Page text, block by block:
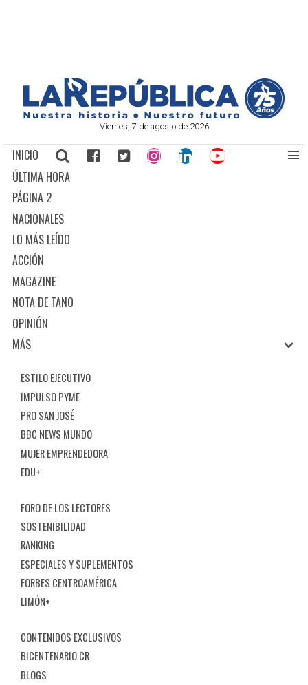
Viernes, 7 de agosto de 2026
INICIO
ÚLTIMA HORA
PÁGINA 2
NACIONALES
LO MÁS LEÍDO
ACCIÓN
MAGAZINE
NOTA DE TANO
OPINIÓN
MÁS
ESTILO EJECUTIVO
IMPULSO PYME
PRO SAN JOSÉ
BBC NEWS MUNDO
MUJER EMPRENDEDORA
EDU+
FORO DE LOS LECTORES
SOSTENIBILIDAD
RANKING
ESPECIALES Y SUPLEMENTOS
FORBES CENTROAMÉRICA
LIMÓN+
CONTENIDOS EXCLUSIVOS
BICENTENARIO CR
BLOGS